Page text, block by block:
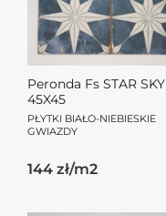
Peronda Fs STAR SKY
45X45
PŁYTKI BIAŁO-NIEBIESKIE
GWIAZDY
144 zł/m2